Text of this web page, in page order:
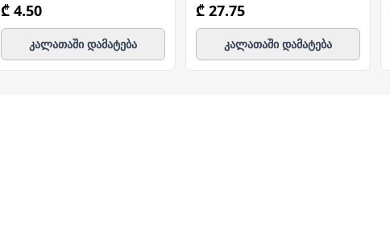
₾ 4.50
კალათაში დამატება
₾ 27.75
კალათაში დამატება